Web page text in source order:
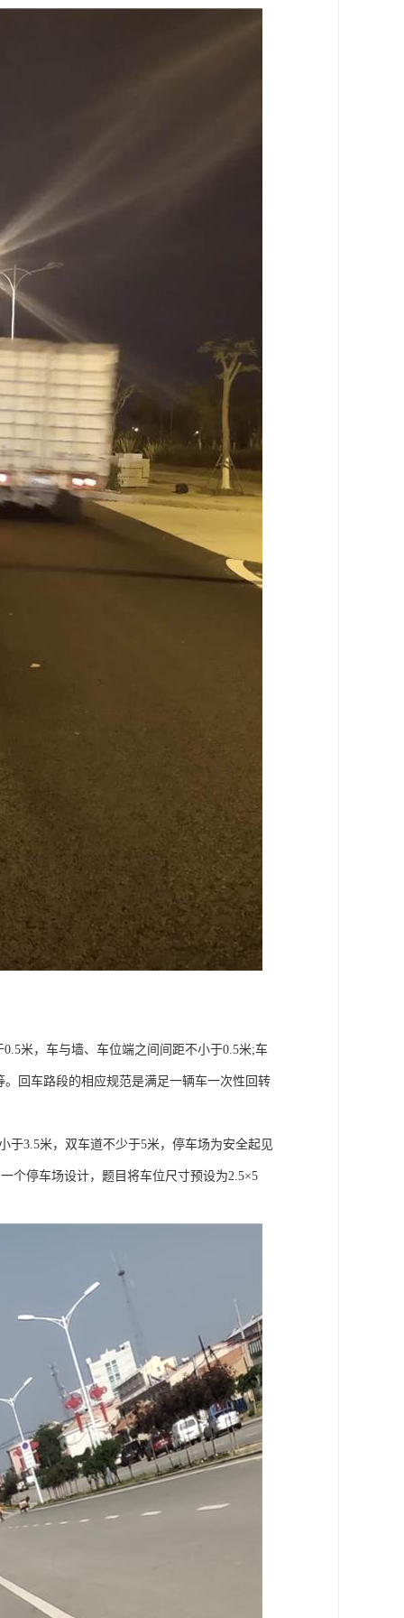
米，车与墙、车位端之间间距不小于0.5米;车
回车路段的相应规范是满足一辆车一次性回转
于3.5米，双车道不少于5米，停车场为安全起见
个停车场设计，题目将车位尺寸预设为2.5×5